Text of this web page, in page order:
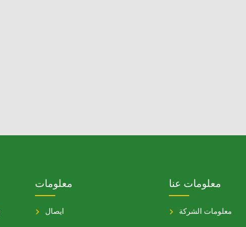
معلومات
ايصال
معلومات عنا
معلومات الشركة